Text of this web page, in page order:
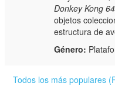
Donkey Kong 64
objetos
estructura de
Género:
Todos los más populares